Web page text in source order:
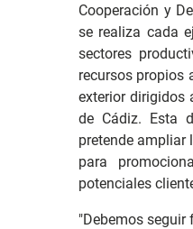
Cooperación y
se realiza cada
sectores
recursos propios
exterior dirigidos
de Cádiz. Esta
pretende ampliar
para
potenciales
"Debemos